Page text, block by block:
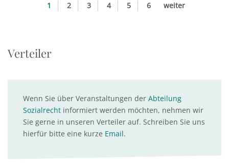
1 2 3 4 5 6 weiter
Verteiler
Wenn Sie über Veranstaltungen der Abteilung
Sozialrecht informiert werden möchten, nehmen wir
Sie gerne in unseren Verteiler auf. Schreiben Sie uns
hierfür bitte eine kurze Email.